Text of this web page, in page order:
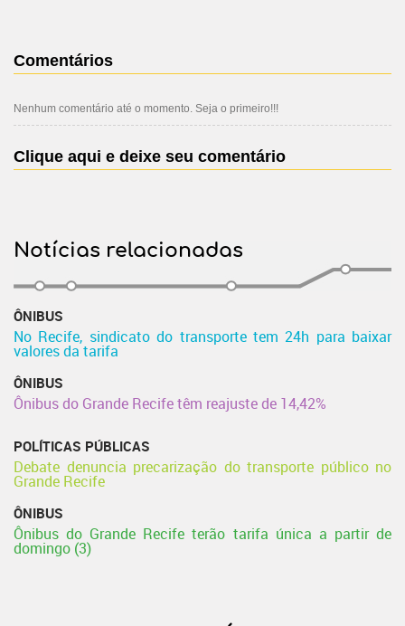
Comentários
Nenhum comentário até o momento. Seja o primeiro!!!
Clique aqui e deixe seu comentário
Notícias relacionadas
ÔNIBUS
No Recife, sindicato do transporte tem 24h para baixar
valores da tarifa
ÔNIBUS
Ônibus do Grande Recife têm reajuste de 14,42%
POLÍTICAS PÚBLICAS
Debate denuncia precarização do transporte público no
Grande Recife
ÔNIBUS
Ônibus do Grande Recife terão tarifa única a partir de
domingo (3)